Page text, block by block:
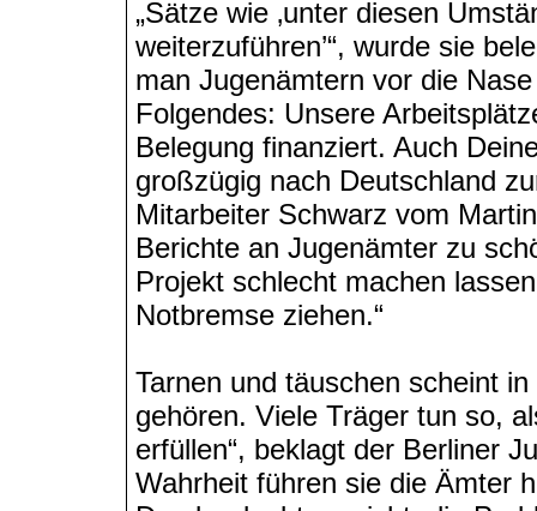
„Sätze wie ‚unter diesen
weiterzuführen’“, wurde sie
man Jugenämtern vor die
Folgendes: Unsere
Belegung finanziert. Auch
großzügig nach Deutschland
Mitarbeiter Schwarz vom
Berichte an Jugenämter zu
Projekt schlecht machen
Notbremse ziehen.“
Tarnen und täuschen scheint
gehören. Viele Träger tun so,
erfüllen“, beklagt der Berliner
Wahrheit führen sie die Ämter